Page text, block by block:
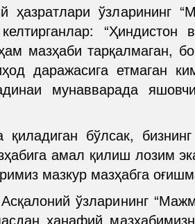
ўзларининг
мазҳаби тарқалмаган,
даражасига етмаган
мунавварада
бўлсак,
амал қилиш лозим
мазкур мазҳабга
ўзларининг
ҳанафий